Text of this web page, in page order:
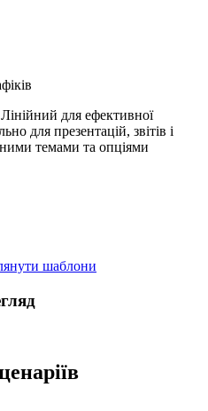
для ефективної
для презентацій, звітів і
темами та опціями
шаблони